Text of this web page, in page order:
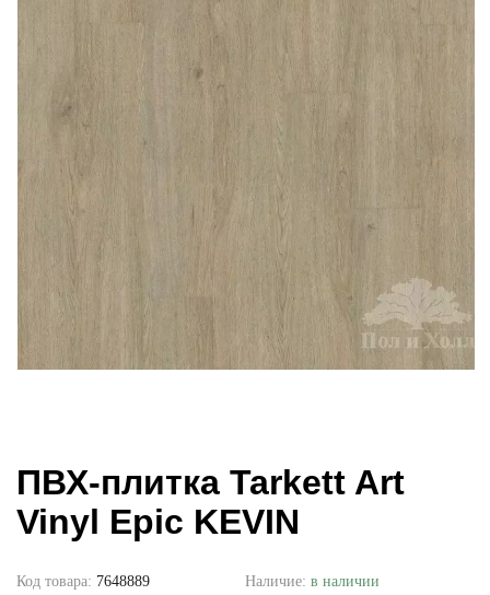
ПВХ-плитка Tarkett Art
Vinyl Epic KEVIN
Код товара: 7648889 Наличие: в наличии